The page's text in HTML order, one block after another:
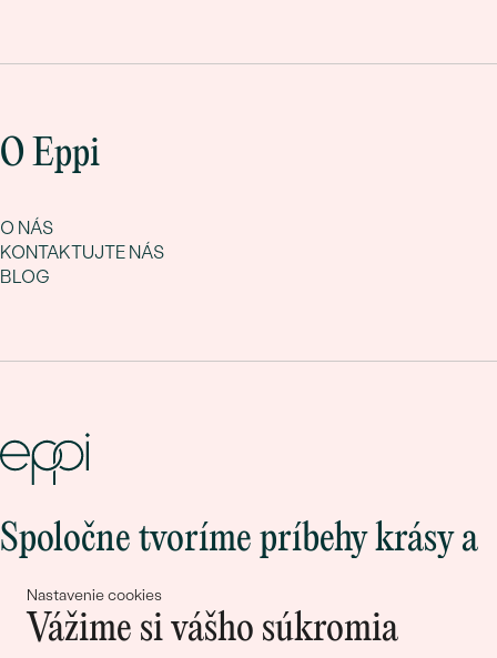
Nastavenie cookies
Vážime si vášho súkromia
O Eppi
O NÁS
KONTAKTUJTE NÁS
BLOG
Spoločne tvoríme príbehy krásy a
Pripojte sa k nám!